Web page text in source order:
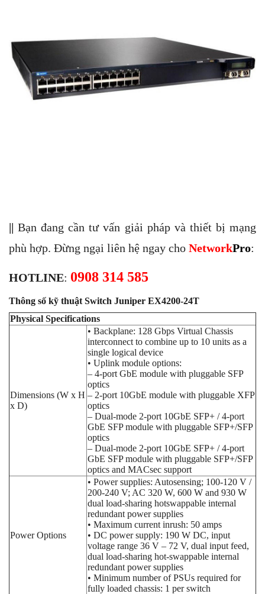
|| Bạn đang cần tư vấn giải pháp và thiết bị mạng
phù hợp. Đừng ngại liên hệ ngay cho NetworkPro:
HOTLINE: 0908 314 585
Thông số kỹ thuật Switch Juniper EX4200-24T
Physical Specifications
Dimensions (W x H
x D)
• Backplane: 128 Gbps Virtual Chassis
interconnect to combine up to 10 units as a
single logical device
• Uplink module options:
– 4-port GbE module with pluggable SFP
optics
– 2-port 10GbE module with pluggable XFP
optics
– Dual-mode 2-port 10GbE SFP+ / 4-port
GbE SFP module with pluggable SFP+/SFP
optics
– Dual-mode 2-port 10GbE SFP+ / 4-port
GbE SFP module with pluggable SFP+/SFP
optics and MACsec support
Power Options
• Power supplies: Autosensing; 100-120 V /
200-240 V; AC 320 W, 600 W and 930 W
dual load-sharing hotswappable internal
redundant power supplies
• Maximum current inrush: 50 amps
• DC power supply: 190 W DC, input
voltage range 36 V – 72 V, dual input feed,
dual load-sharing hot-swappable internal
redundant power supplies
• Minimum number of PSUs required for
fully loaded chassis: 1 per switch